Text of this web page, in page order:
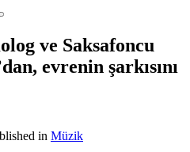
ve Saksafoncu
evrenin şarkısını
in Müzik